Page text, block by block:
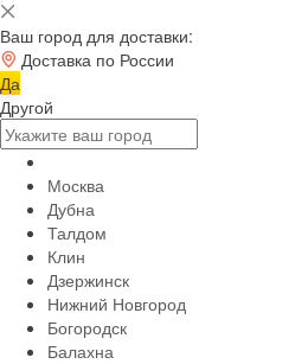
Ваш город для доставки:
Доставка по России
Да
Другой
Москва
Дубна
Талдом
Клин
Дзержинск
Нижний Новгород
Богородск
Балахна